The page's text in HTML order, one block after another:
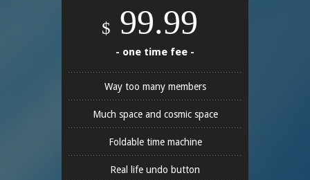
$ 99.99
- one time fee -
Way too many members
Much space and cosmic space
Foldable time machine
Real life undo button